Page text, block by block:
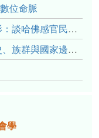
位命脈
感官民族誌實驗室
、《高砂的翅膀》、《檔案／李光輝》
學